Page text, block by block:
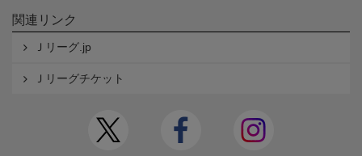
関連リンク
Ｊリーグ.jp
Ｊリーグチケット